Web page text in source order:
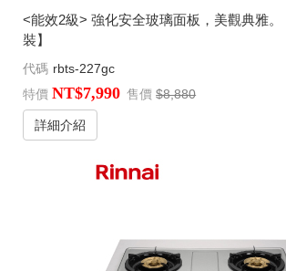
<能效2級> 強化安全玻璃面板，美觀典雅
裝】
代碼 rbts-227gc
特價 NT$7,990 售價 $8,880
詳細介紹